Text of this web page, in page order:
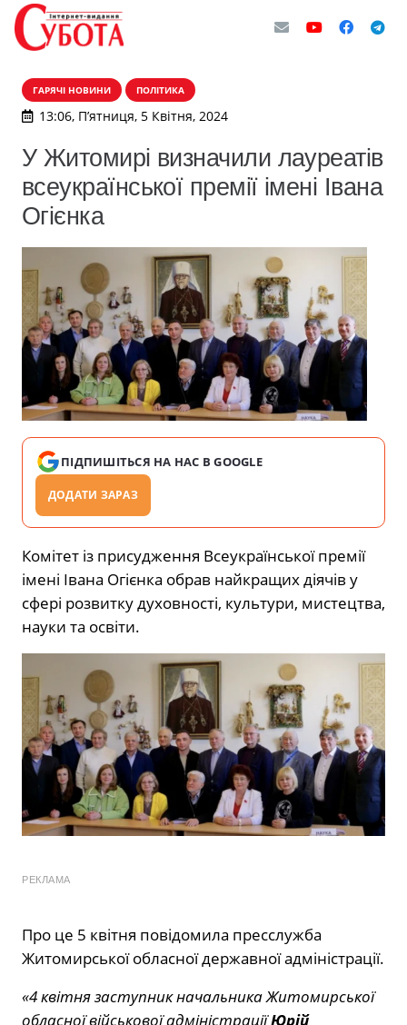
ГАРЯЧІ НОВИНИ ПОЛІТИКА
13:06, П’ятниця, 5 Квітня, 2024
У Житомирі визначили лауреатів
всеукраїнської премії імені Івана
Огієнка
ПІДПИШІТЬСЯ НА НАС В GOOGLE
ДОДАТИ ЗАРАЗ
Комітет із присудження Всеукраїнської премії
імені Івана Огієнка обрав найкращих діячів у
сфері розвитку духовності, культури, мистецтва,
науки та освіти.
РЕКЛАМА
Про це 5 квітня повідомила пресслужба
Житомирської обласної державної адміністрації.
«4 квітня заступник начальника Житомирської
обласної військової адміністраціїЮрій